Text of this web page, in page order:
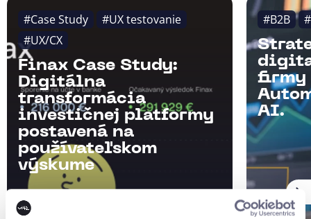
#Case Study
#UX testovanie
#UX/CX
Finax Case Study:
Digitálna
transformácia
investičnej platformy
postavená na
používateľskom
výskume
#B2B
firmy
AI.